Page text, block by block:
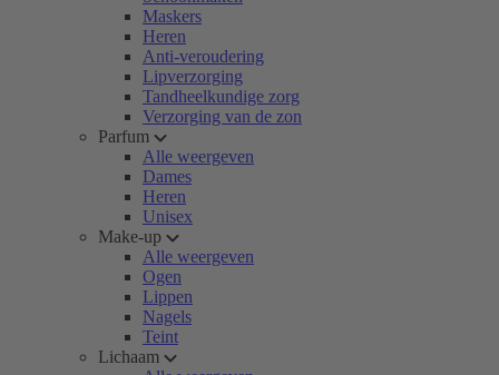
Maskers
Heren
Anti-veroudering
Lipverzorging
Tandheelkundige zorg
Verzorging van de zon
Parfum
Alle weergeven
Dames
Heren
Unisex
Make-up
Alle weergeven
Ogen
Lippen
Nagels
Teint
Lichaam